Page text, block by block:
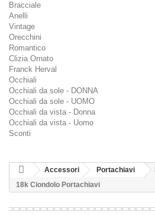
Bracciale
Anelli
Vintage
Orecchini
Romantico
Clizia Ornato
Franck Herval
Occhiali
Occhiali da sole - DONNA
Occhiali da sole - UOMO
Occhiali da vista - Donna
Occhiali da vista - Uomo
Sconti
Accessori Portachiavi
18k Ciondolo Portachiavi